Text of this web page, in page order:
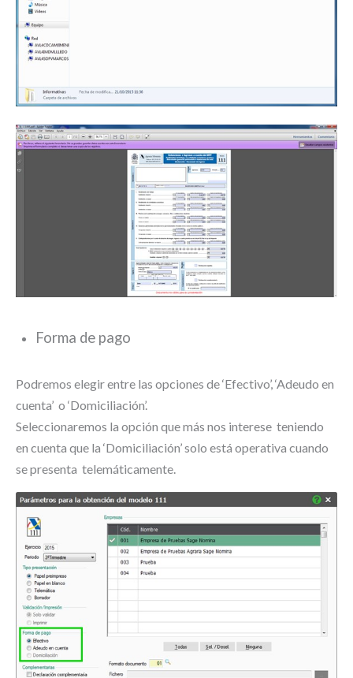
Forma de pago
Podremos elegir entre las opciones de ‘Efectivo’, ‘Adeudo en
cuenta’ o ‘Domiciliación’.
Seleccionaremos la opción que más nos interese teniendo
en cuenta que la ‘Domiciliación’ solo está operativa cuando
se presenta telemáticamente.